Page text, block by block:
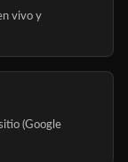
vivo y
(Google